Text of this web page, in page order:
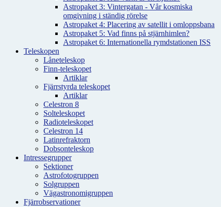
Astropaket 3: Vintergatan - Vår kosmiska
omgivning i ständig rörelse
Astropaket 4: Placering av satellit i omloppsbana
Astropaket 5: Vad finns på stjärnhimlen?
Astropaket 6: Internationella rymdstationen ISS
Teleskopen
Låneteleskop
Finn-teleskopet
Artiklar
Fjärrstyrda teleskopet
Artiklar
Celestron 8
Solteleskopet
Radioteleskopet
Celestron 14
Latinrefraktorn
Dobsonteleskop
Intressegrupper
Sektioner
Astrofotogruppen
Solgruppen
Vägastronomigruppen
Fjärrobservationer